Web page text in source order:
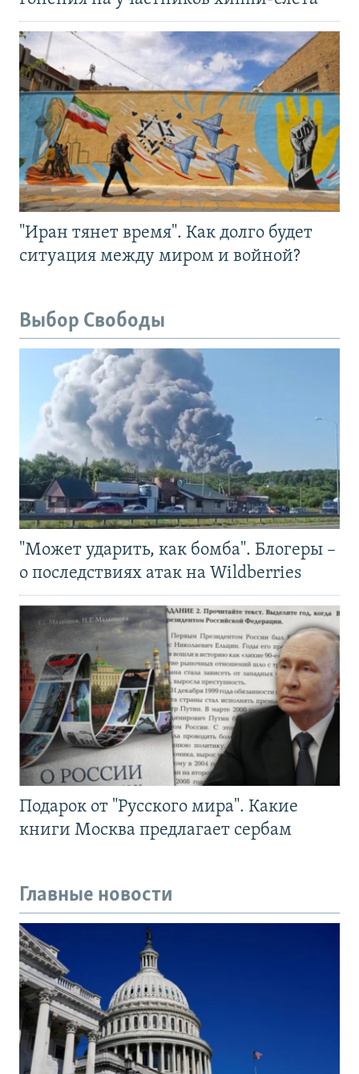
"Иран тянет время". Как долго будет
ситуация между миром и войной?
Выбор Свободы
"Может ударить, как бомба". Блогеры –
о последствиях атак на Wildberries
Подарок от "Русского мира". Какие
книги Москва предлагает сербам
Главные новости